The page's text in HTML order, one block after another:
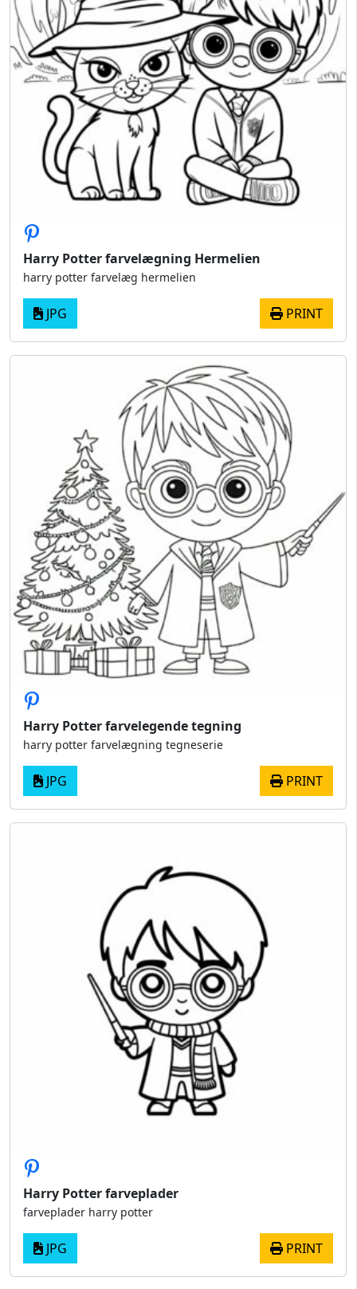
Harry Potter farvelægning Hermelien
harry potter farvelæg hermelien
JPG PRINT
Harry Potter farvelegende tegning
harry potter farvelægning tegneserie
JPG PRINT
Harry Potter farveplader
farveplader harry potter
JPG PRINT